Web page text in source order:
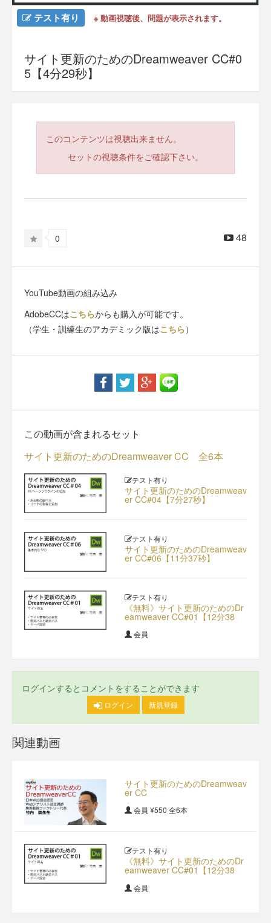
テスト有り ※ 動画視聴後、問題が表示されます。
サイト更新のためのDreamweaver CC#0
5【4分29秒】
このコンテンツは視聴出来ません。
セットの視聴条件をご確認下さい。
0 48
YouTube動画の組み込み
AdobeCCはこちらからも購入が可能です。
（学生・訓練生のアカデミック版はこちら）
この動画が含まれるセット
サイト更新のためのDreamweaver CC 全6本
テスト有り
サイト更新のためのDreamweav
er CC#04【7分27秒】
テスト有り
サイト更新のためのDreamweav
er CC#06【11分37秒】
テスト有り
《無料》サイト更新のためのDr
eamweaver CC#01【12分38
会員
ログインするとコメントをすることができます
ログイン 新規登録
関連動画
サイト更新のためのDreamweav
er CC
会員 ¥550 全6本
テスト有り
《無料》サイト更新のためのDr
eamweaver CC#01【12分38
会員